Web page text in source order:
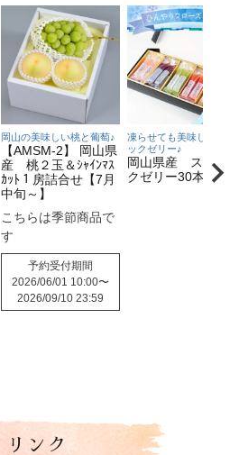
岡山の美味しい桃と葡萄♪
【AMSM-2】 岡山県
産 桃２玉＆ｼｬｲﾝﾏｽ
ｶｯﾄ１房詰合せ【7月
中旬～】
こちらは季節商品で
す
予約受付期間
2026/06/01 10:00〜
2026/09/10 23:59
凍らせても美味しいステ
ックゼリー♪
岡山県産 スティ
クゼリー30本入り
リンク